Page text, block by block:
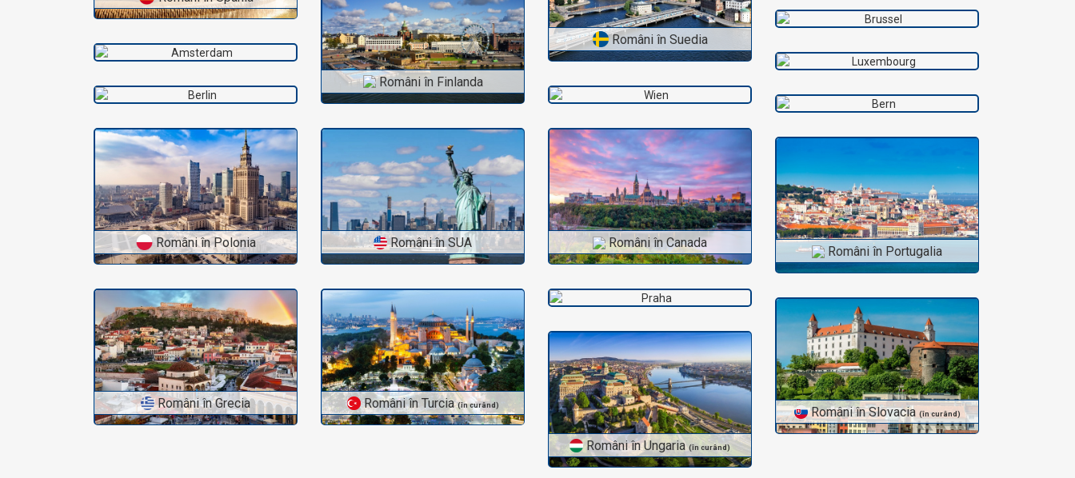
Români în Danemarca Români în Suedia
Români în Finlanda
Români în Olanda
Români în Germania Români în Austria
Români în Elveția
Români în Polonia Români în SUA Români în Canada
Români în Portugalia
Români în Grecia Români în Turcia(în curând) Români în Cehă(în curând) Români în Slovacia (în curând)
Români în Ungaria(în curând)